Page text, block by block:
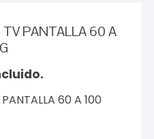
PANTALLA 60 A
60 A 100